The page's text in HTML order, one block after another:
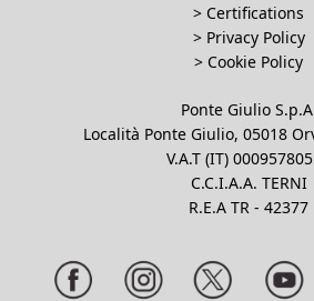
> Certifications
> Privacy Policy
> Cookie Policy
Ponte Giulio
Località Ponte Giulio, 05018
V.A.T (IT)
C.C.I.A.A. TERNI
R.E.A TR - 42377